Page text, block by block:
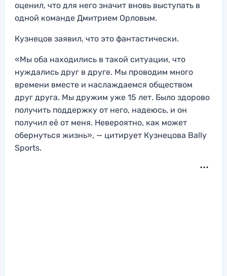
оценил, что для него значит вновь выступать в
одной команде Дмитрием Орловым.
Кузнецов заявил, что это фантастически.
«Мы оба находились в такой ситуации, что
нуждались друг в друге. Мы проводим много
времени вместе и наслаждаемся обществом
друг друга. Мы дружим уже 15 лет. Было здорово
получить поддержку от него, надеюсь, и он
получил её от меня. Невероятно, как может
обернуться жизнь», — цитирует Кузнецова Bally
Sports.